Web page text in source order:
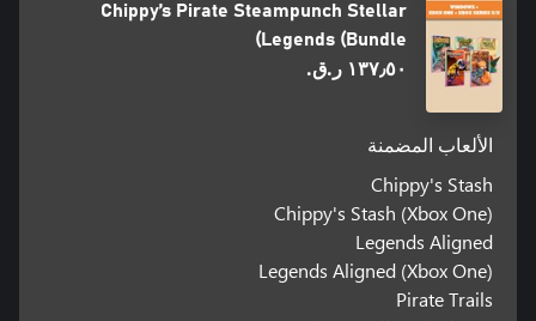
Chippy’s Pirate Steampunch Stellar
Legends (Bundle)
١٣٧٫٥٠ ر.ق.‏
الألعاب المضمنة
Chippy's Stash
Chippy's Stash (Xbox One)
Legends Aligned
Legends Aligned (Xbox One)
Pirate Trails